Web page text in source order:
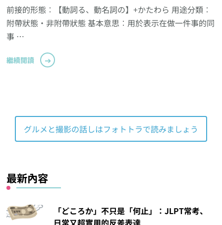
前接的形態︰【動詞る、動名詞の】+かたわら 用途分類︰
附帶狀態‧非附帶狀態 基本意思︰用於表示在做一件事的同
事 …
繼續閱讀
グルメと撮影の話しはフォトトラで読みましょう
最新內容
「どころか」不只是「何止」：JLPT常考、
日常又超實用的反差表達